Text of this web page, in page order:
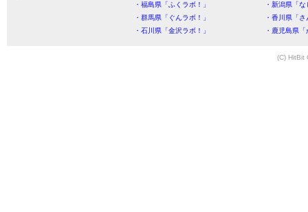
・福島県「ふくラボ！」
・新潟県「
・群馬県「ぐんラボ！」
・香川県「
・石川県「金沢ラボ！」
・鹿児島県
(C) HitBit